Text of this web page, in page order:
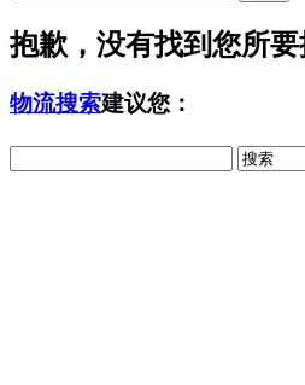
抱歉，没有找到您所
物流搜索建议您：